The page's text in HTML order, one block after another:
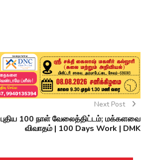
Next Post
புதிய 100 நாள் வேலைத்திட்டம்; மக்களவை
விவாதம் | 100 Days Work | DMK